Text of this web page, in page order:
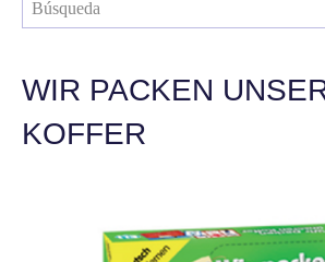
WIR PACKEN
KOFFER